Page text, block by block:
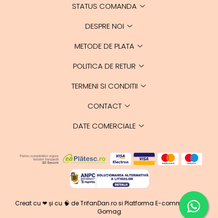
În zonele cu risc de dirofilarioză, este
de începerea prevenției, conform
indicației medicului veterinar.
consult veterinar în caz de boală,
tratamente concomitente sau stare
Caracteristică
Detalii
Bravecto TriUNO 50
STATUS COMANDA
DESPRE NOI
METODE DE PLATA
POLITICA DE RETUR
TERMENI SI CONDITII
CONTACT
DATE COMERCIALE
Creat cu ❤ și cu 🧠 de TrifanDan.rosi Platforma E-commerce by
Gomag